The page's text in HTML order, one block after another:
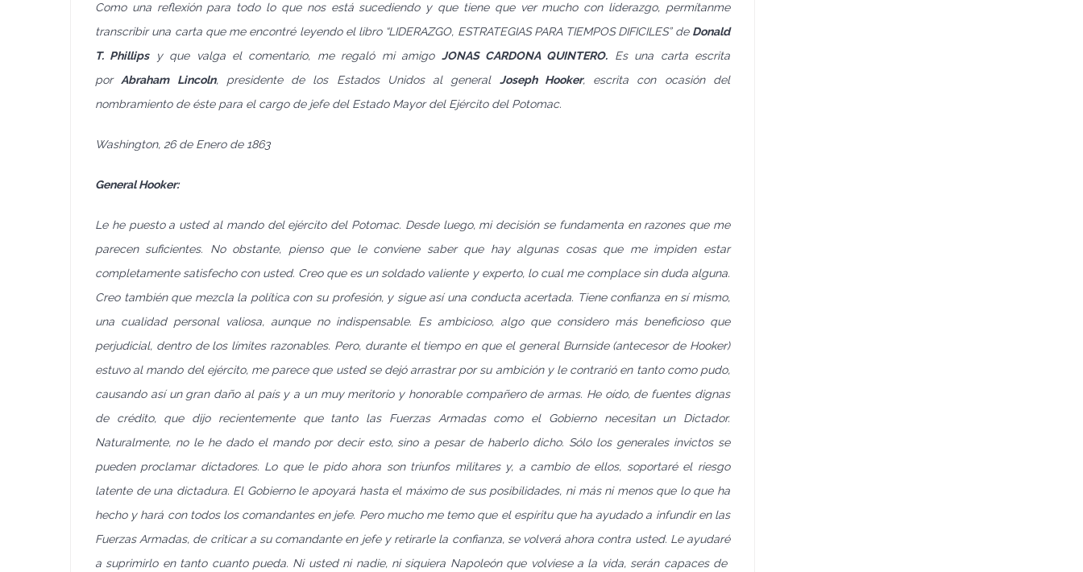
Como una reflexión para todo lo que nos está sucediendo y que tiene que ver mucho con liderazgo, permítanme
transcribir una carta que me encontré leyendo el libro “LIDERAZGO, ESTRATEGIAS PARA TIEMPOS DIFICILES” de Donald
T. Phillipsy que valga el comentario, me regaló mi amigo JONAS CARDONA QUINTERO. Es una carta escrita
por Abraham Lincoln, presidente de los Estados Unidos al general Joseph Hooker, escrita con ocasión del
nombramiento de éste para el cargo de jefe del Estado Mayor del Ejército del Potomac.
Washington, 26 de Enero de 1863
General Hooker:
Le he puesto a usted al mando del ejército del Potomac. Desde luego, mi decisión se fundamenta en razones que me
parecen suficientes. No obstante, pienso que le conviene saber que hay algunas cosas que me impiden estar
completamente satisfecho con usted. Creo que es un soldado valiente y experto, lo cual me complace sin duda alguna.
Creo también que mezcla la política con su profesión, y sigue así una conducta acertada. Tiene confianza en sí mismo,
una cualidad personal valiosa, aunque no indispensable. Es ambicioso, algo que considero más beneficioso que
perjudicial, dentro de los límites razonables. Pero, durante el tiempo en que el general Burnside (antecesor de Hooker)
estuvo al mando del ejército, me parece que usted se dejó arrastrar por su ambición y le contrarió en tanto como pudo,
causando así un gran daño al país y a un muy meritorio y honorable compañero de armas. He oído, de fuentes dignas
de crédito, que dijo recientemente que tanto las Fuerzas Armadas como el Gobierno necesitan un Dictador.
Naturalmente, no le he dado el mando por decir esto, sino a pesar de haberlo dicho. Sólo los generales invictos se
pueden proclamar dictadores. Lo que le pido ahora son triunfos militares y, a cambio de ellos, soportaré el riesgo
latente de una dictadura. El Gobierno le apoyará hasta el máximo de sus posibilidades, ni más ni menos que lo que ha
hecho y hará con todos los comandantes en jefe. Pero mucho me temo que el espíritu que ha ayudado a infundir en las
Fuerzas Armadas, de criticar a su comandante en jefe y retirarle la confianza, se volverá ahora contra usted. Le ayudaré
a suprimirlo en tanto cuanto pueda. Ni usted ni nadie, ni siquiera Napoleón que volviese a la vida, serán capaces de